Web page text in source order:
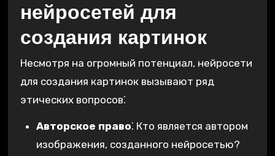
нейросетей для
создания картинок
Несмотря на огромный потенциал, нейросети
для создания картинок вызывают ряд
этических вопросов⁚
Авторское право⁚ Кто является автором
изображения, созданного нейросетью?